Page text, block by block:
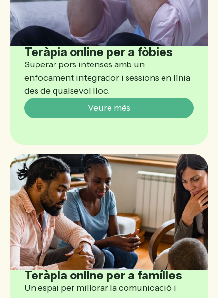
Teràpia online per a fòbies
Superar pors intenses amb un
enfocament integrador i sessions en línia
des de qualsevol lloc.
Veure més
Teràpia online per a famílies
Un espai per millorar la comunicació i